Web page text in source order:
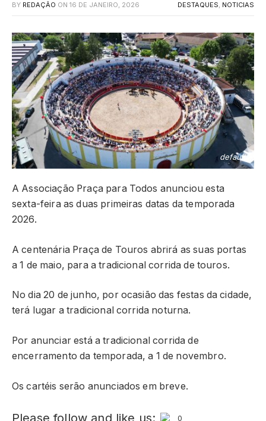
BY REDAÇÃO ON 16 DE JANEIRO, 2026 DESTAQUES, NOTICIAS
default
A Associação Praça para Todos anunciou esta
sexta-feira as duas primeiras datas da temporada
2026.
A centenária Praça de Touros abrirá as suas portas
a 1 de maio, para a tradicional corrida de touros.
No dia 20 de junho, por ocasião das festas da cidade,
terá lugar a tradicional corrida noturna.
Por anunciar está a tradicional corrida de
encerramento da temporada, a 1 de novembro.
Os cartéis serão anunciados em breve.
Please follow and like us:
0